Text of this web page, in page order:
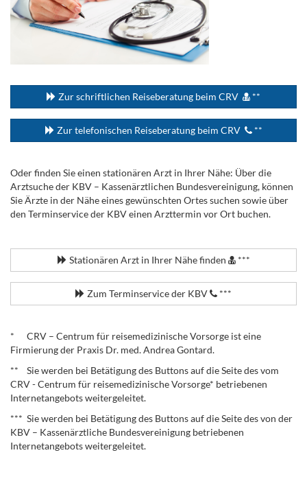
Zur schriftlichen Reiseberatung beim CRV **
Zur telefonischen Reiseberatung beim CRV **
Oder finden Sie einen stationären Arzt in Ihrer Nähe: Über die
Arztsuche der KBV – Kassenärztlichen Bundesvereinigung, können
Sie Ärzte in der Nähe eines gewünschten Ortes suchen sowie über
den Terminservice der KBV einen Arzttermin vor Ort buchen.
Stationären Arzt in Ihrer Nähe finden ***
Zum Terminservice der KBV ***
* CRV – Centrum für reisemedizinische Vorsorge ist eine
Firmierung der Praxis Dr. med. Andrea Gontard.
** Sie werden bei Betätigung des Buttons auf die Seite des vom
CRV - Centrum für reisemedizinische Vorsorge* betriebenen
Internetangebots weitergeleitet.
*** Sie werden bei Betätigung des Buttons auf die Seite des von der
KBV – Kassenärztliche Bundesvereinigung betriebenen
Internetangebots weitergeleitet.